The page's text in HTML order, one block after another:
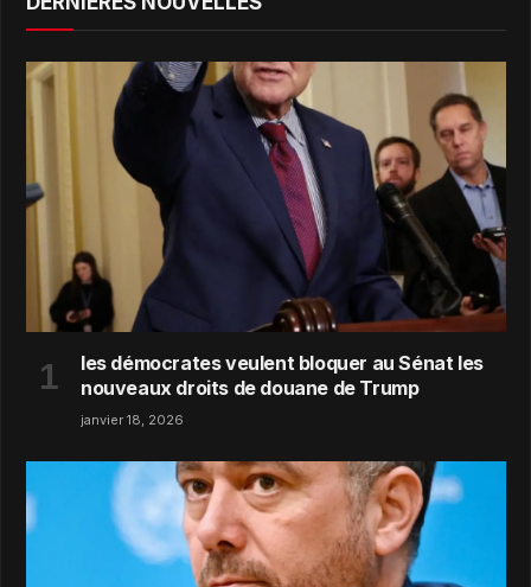
les démocrates veulent bloquer au Sénat les
nouveaux droits de douane de Trump
janvier 18, 2026